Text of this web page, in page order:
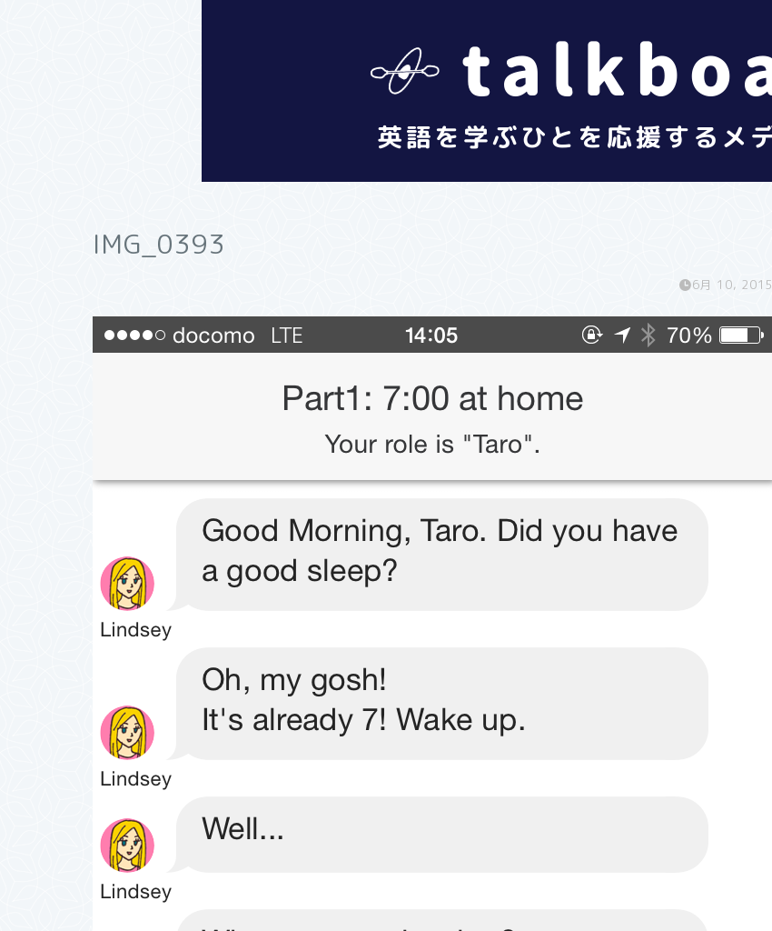
IMG_0393
6月 10, 2015